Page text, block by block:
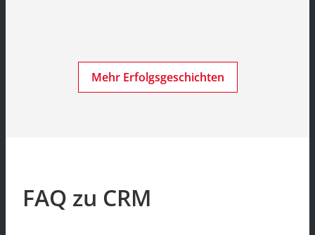
Mehr Erfolgsgeschichten
FAQ zu CRM